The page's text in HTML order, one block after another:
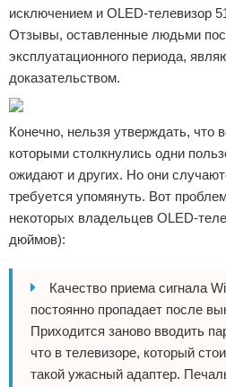
исключением и OLED-телевизор
Отзывы, оставленные людьми
эксплуатационного периода,
доказательством.
Конечно, нельзя утверждать, что
которыми столкнулись одни
ожидают и других. Но они
требуется упомянуть. Вот
некоторых владельцев OLED-
дюймов):
Качество приема сигнала
постоянно пропадает после
Приходится заново вводить
что в телевизоре, который
такой ужасный адаптер.